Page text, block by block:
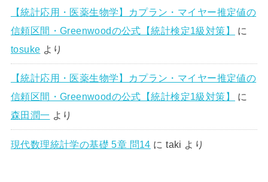
【統計応用・医薬生物学】カプラン・マイヤー推定値の
信頼区間・Greenwoodの公式【統計検定1級対策】
に
tosuke より
【統計応用・医薬生物学】カプラン・マイヤー推定値の
信頼区間・Greenwoodの公式【統計検定1級対策】
に
森田潤一 より
現代数理統計学の基礎 5章 問14 にtaki より